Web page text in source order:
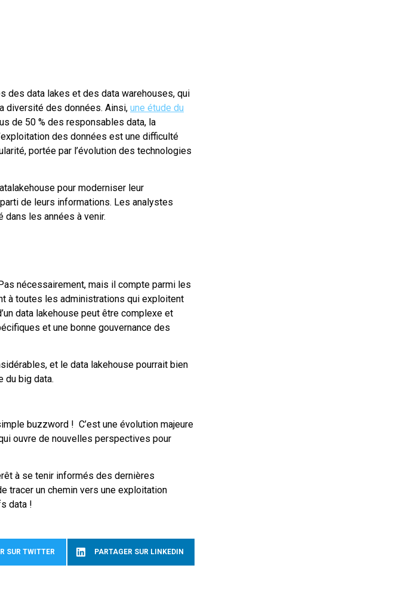
des data lakes et des data warehouses, qui
diversité des données. Ainsi, une étude du
de 50 % des responsables data, la
des données est une difficulté
portée par l’évolution des technologies
pour moderniser leur
de leurs informations. Les analystes
dans les années à venir.
nécessairement, mais il compte parmi les
à toutes les administrations qui exploitent
data lakehouse peut être complexe et
et une bonne gouvernance des
et le data lakehouse pourrait bien
du big data.
buzzword ! C’est une évolution majeure
ouvre de nouvelles perspectives pour
à se tenir informés des dernières
tracer un chemin vers une exploitation
data !
SUR TWITTER PARTAGER SUR LINKEDIN